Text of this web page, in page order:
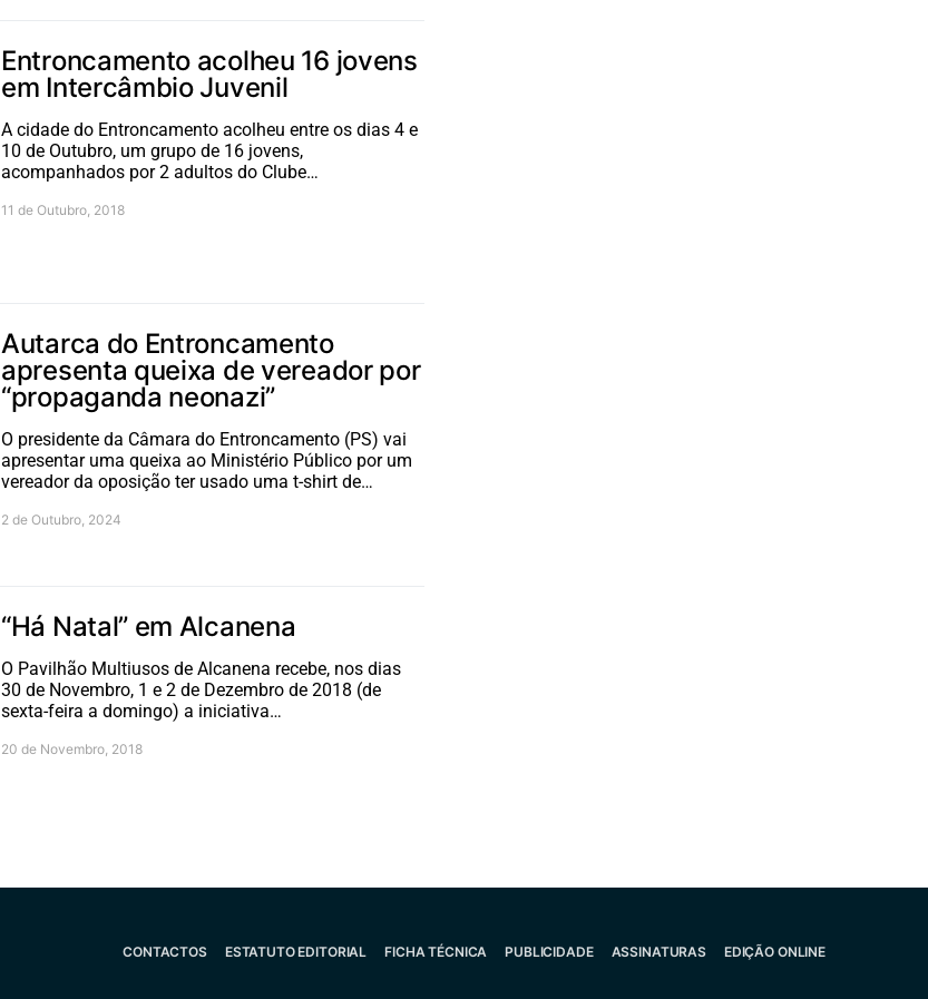
Entroncamento acolheu 16 jovens
em Intercâmbio Juvenil
A cidade do Entroncamento acolheu entre os dias 4 e
10 de Outubro, um grupo de 16 jovens,
acompanhados por 2 adultos do Clube…
11 de Outubro, 2018
Autarca do Entroncamento
apresenta queixa de vereador por
“propaganda neonazi”
O presidente da Câmara do Entroncamento (PS) vai
apresentar uma queixa ao Ministério Público por um
vereador da oposição ter usado uma t-shirt de…
2 de Outubro, 2024
“Há Natal” em Alcanena
O Pavilhão Multiusos de Alcanena recebe, nos dias
30 de Novembro, 1 e 2 de Dezembro de 2018 (de
sexta-feira a domingo) a iniciativa…
20 de Novembro, 2018
CONTACTOS ESTATUTO EDITORIAL FICHA TÉCNICA PUBLICIDADE ASSINATURAS EDIÇÃO ONLINE